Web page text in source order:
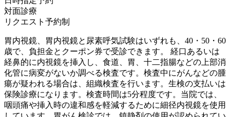
対面診療
リクエスト予約制
胃内視鏡、胃内視鏡と尿素呼気試験はいずれも、40・50・60
歳で、負担金とクーポン券で受診できます。 経口あるいは
経鼻的に内視鏡を挿入し、食道、胃、十二指腸などの上部消
化管に病変がないか調べる検査です。検査中にがんなどの腫
瘍が疑われる場合は、組織検査を行います。生検の支払いは
保険診療になります。検査時間は5分程度です。当院では、
咽頭痛や挿入時の違和感を軽減するために細径内視鏡を使用